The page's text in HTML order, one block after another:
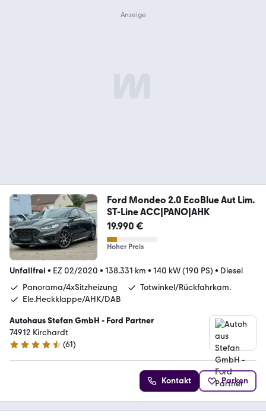
Ford Mondeo 2.0 EcoBlue Aut Lim.
ST-Line ACC|PANO|AHK
19.990 €
Hoher Preis
Unfallfrei • EZ 02/2020 • 138.331 km • 140 kW (190 PS) • Diesel
Panorama/4xSitzheizung
Totwinkel/Rückfahrkam.
Ele.Heckklappe/AHK/DAB
Autohaus Stefan GmbH - Ford Partner
74912 Kirchardt
4.7 Sterne
(61)
Kontakt Parken